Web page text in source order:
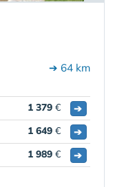
➔ 64 km
1 379 €
➔
1 649 €
➔
1 989 € ➔